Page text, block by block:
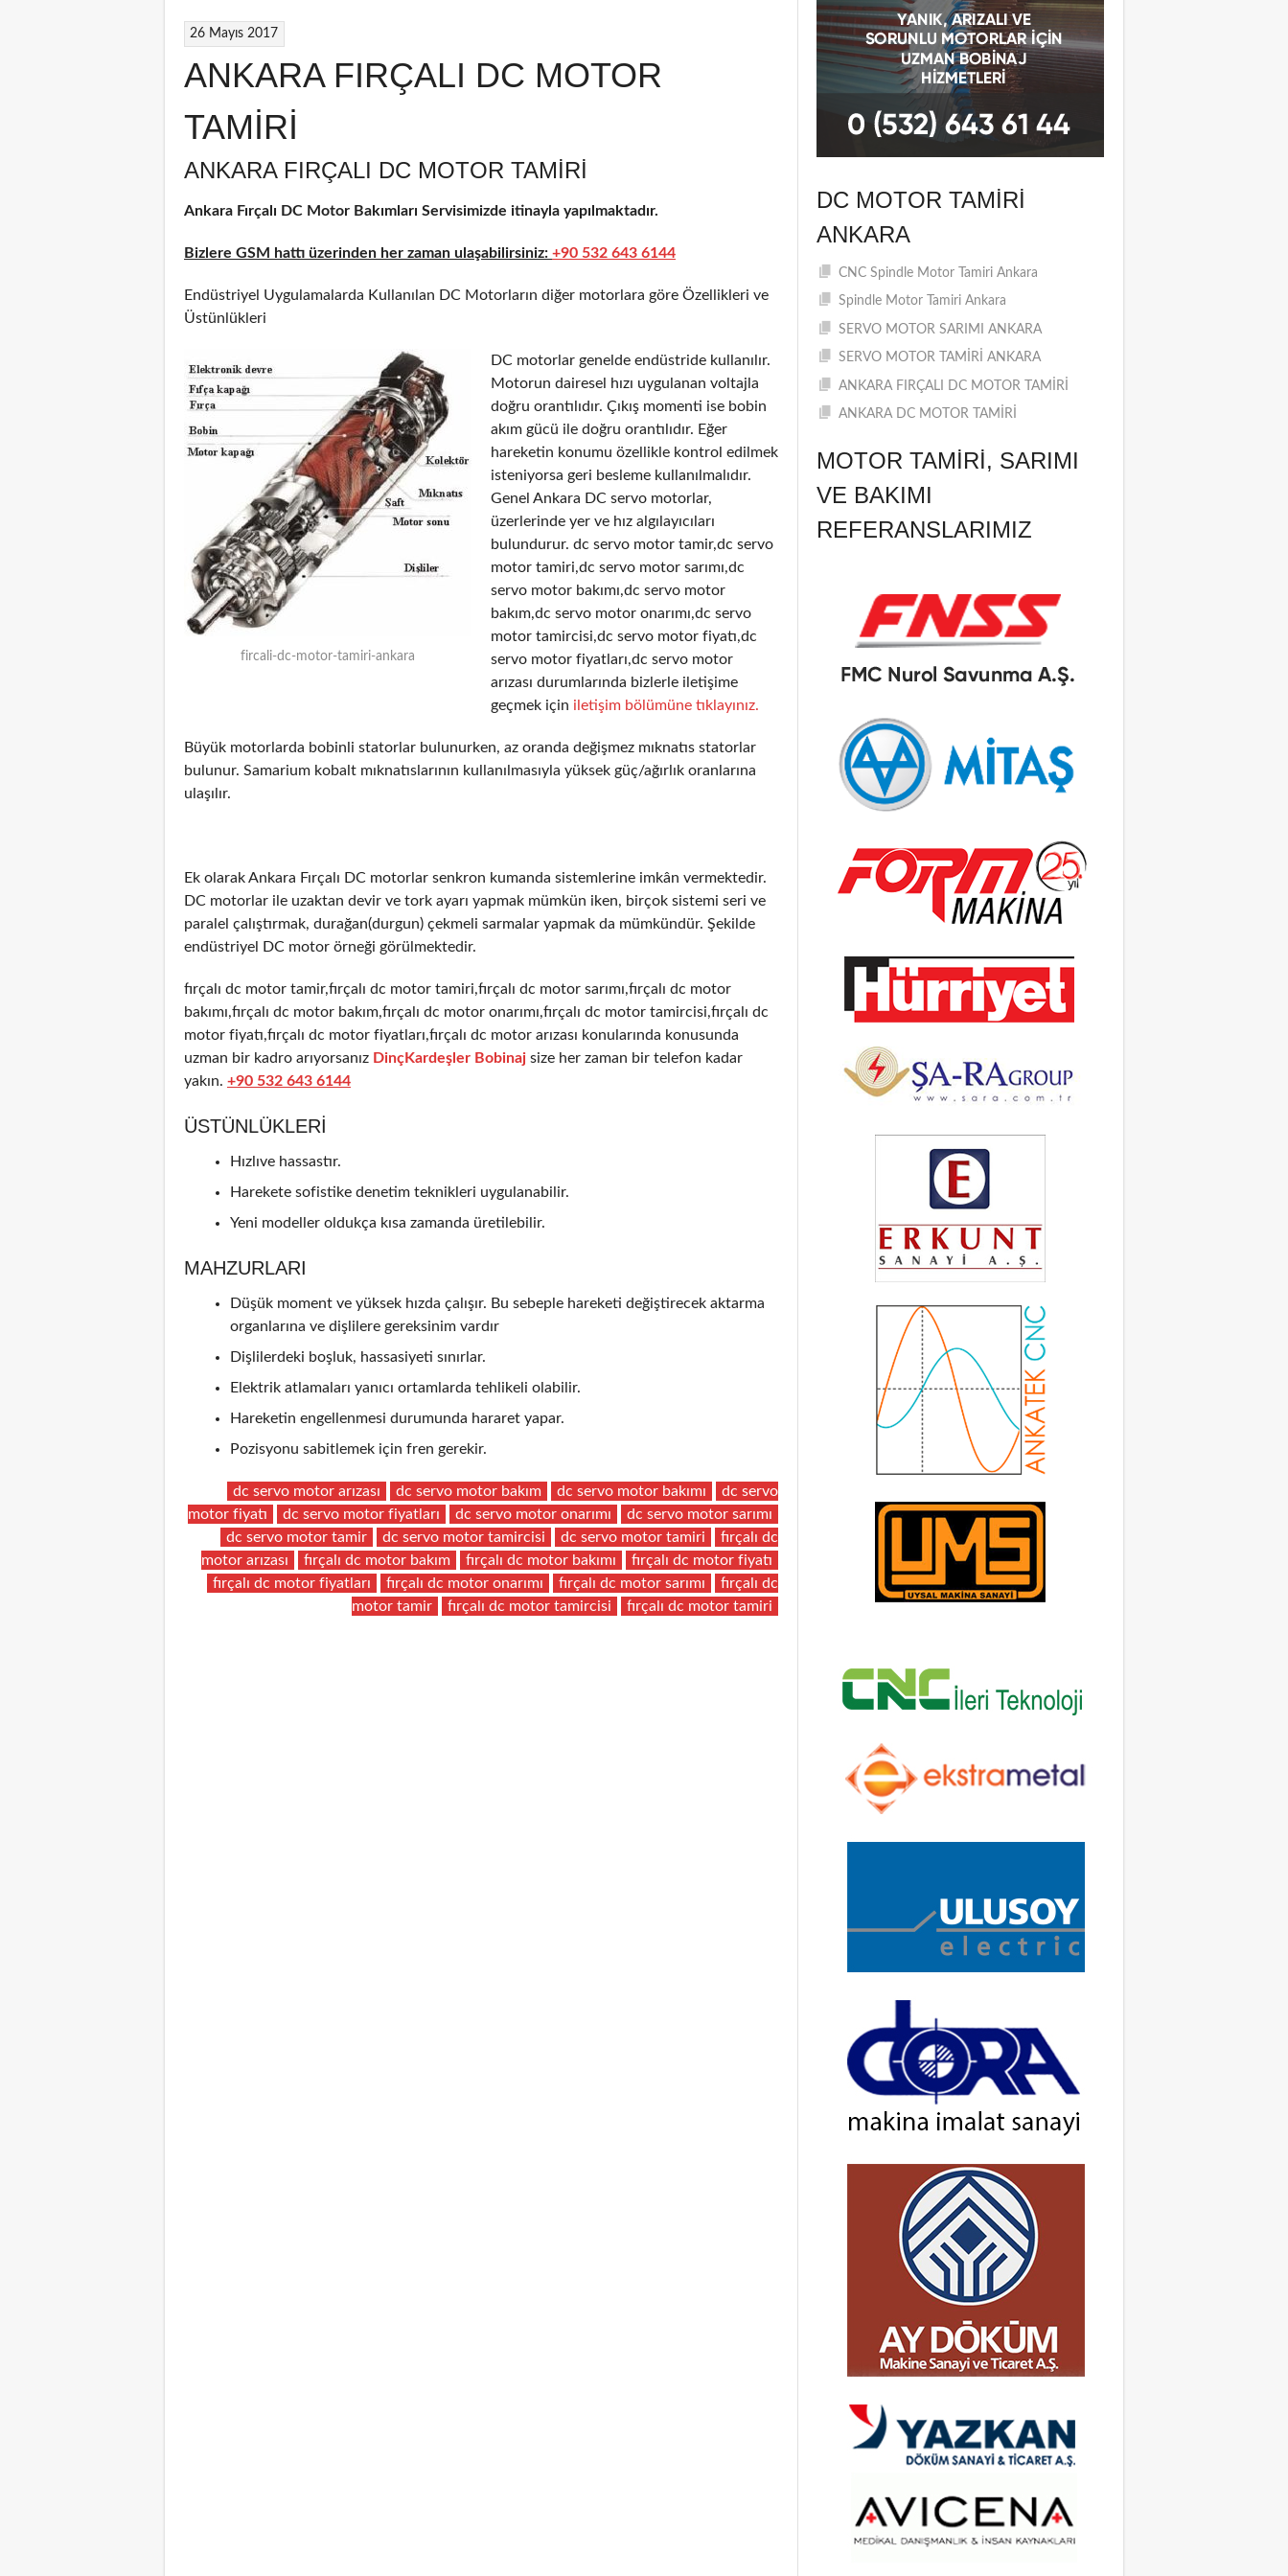
26 Mayıs 2017
ANKARA FIRÇALI DC MOTOR
TAMİRİ
ANKARA FIRÇALI DC MOTOR TAMIRI
Ankara Fırçalı DC Motor Bakımları Servisimizde itinayla yapılmaktadır.
Bizlere GSM hattı üzerinden her zaman ulaşabilirsiniz: +90 532 643 6144
Endüstriyel Uygulamalarda Kullanılan DC Motorların diğer motorlara göre Özellikleri ve
Üstünlükleri
fircali-dc-motor-tamiri-ankara
DC motorlar genelde endüstride kullanılır.
Motorun dairesel hızı uygulanan voltajla
doğru orantılıdır. Çıkış momenti ise bobin
akım gücü ile doğru orantılıdır. Eğer
hareketin konumu özellikle kontrol edilmek
isteniyorsa geri besleme kullanılmalıdır.
Genel Ankara DC servo motorlar,
üzerlerinde yer ve hız algılayıcıları
bulundurur. dc servo motor tamir,dc servo
motor tamiri,dc servo motor sarımı,dc
servo motor bakımı,dc servo motor
bakım,dc servo motor onarımı,dc servo
motor tamircisi,dc servo motor fiyatı,dc
servo motor fiyatları,dc servo motor
arızası durumlarında bizlerle iletişime
geçmek için iletişim bölümüne tıklayınız.
Büyük motorlarda bobinli statorlar bulunurken, az oranda değişmez mıknatıs statorlar
bulunur. Samarium kobalt mıknatıslarının kullanılmasıyla yüksek güç/ağırlık oranlarına
ulaşılır.
Ek olarak Ankara Fırçalı DC motorlar senkron kumanda sistemlerine imkân vermektedir.
DC motorlar ile uzaktan devir ve tork ayarı yapmak mümkün iken, birçok sistemi seri ve
paralel çalıştırmak, durağan(durgun) çekmeli sarmalar yapmak da mümkündür. Şekilde
endüstriyel DC motor örneği görülmektedir.
fırçalı dc motor tamir,fırçalı dc motor tamiri,fırçalı dc motor sarımı,fırçalı dc motor
bakımı,fırçalı dc motor bakım,fırçalı dc motor onarımı,fırçalı dc motor tamircisi,fırçalı dc
motor fiyatı,fırçalı dc motor fiyatları,fırçalı dc motor arızası konularında konusunda
uzman bir kadro arıyorsanız DinçKardeşler Bobinaj size her zaman bir telefon kadar
yakın. +90 532 643 6144
ÜSTÜNLÜKLERI
Hızlıve hassastır.
Harekete sofistike denetim teknikleri uygulanabilir.
Yeni modeller oldukça kısa zamanda üretilebilir.
MAHZURLARI
Düşük moment ve yüksek hızda çalışır. Bu sebeple hareketi değiştirecek aktarma
organlarına ve dişlilere gereksinim vardır
Dişlilerdeki boşluk, hassasiyeti sınırlar.
Elektrik atlamaları yanıcı ortamlarda tehlikeli olabilir.
Hareketin engellenmesi durumunda hararet yapar.
Pozisyonu sabitlemek için fren gerekir.
dc servo motor arızası dc servo motor bakım dc servo motor bakımı
dc servo
motor fiyatı
dc servo motor fiyatları dc servo motor onarımı
dc servo motor sarımı
dc servo motor tamir
dc servo motor tamircisi dc servo motor tamiri
fırçalı dc
motor arızası
fırçalı dc motor bakım fırçalı dc motor bakımı
fırçalı dc motor fiyatı
fırçalı dc motor fiyatları
fırçalı dc motor onarımı fırçalı dc motor sarımı
fırçalı dc
motor tamir
fırçalı dc motor tamircisi fırçalı dc motor tamiri
DC MOTOR TAMIRI
ANKARA
CNC Spindle Motor Tamiri Ankara
Spindle Motor Tamiri Ankara
SERVO MOTOR SARIMI ANKARA
SERVO MOTOR TAMİRİ ANKARA
ANKARA FIRÇALI DC MOTOR TAMİRİ
ANKARA DC MOTOR TAMİRİ
MOTOR TAMIRI, SARIMI
VE BAKIMI
REFERANSLARIMIZ